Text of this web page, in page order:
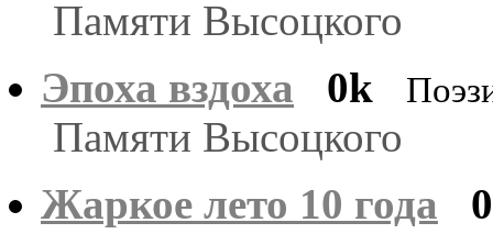
Памяти Высоцкого
Эпоха вздоха
0k
Памяти Высоцкого
Жаркое лето 10 года